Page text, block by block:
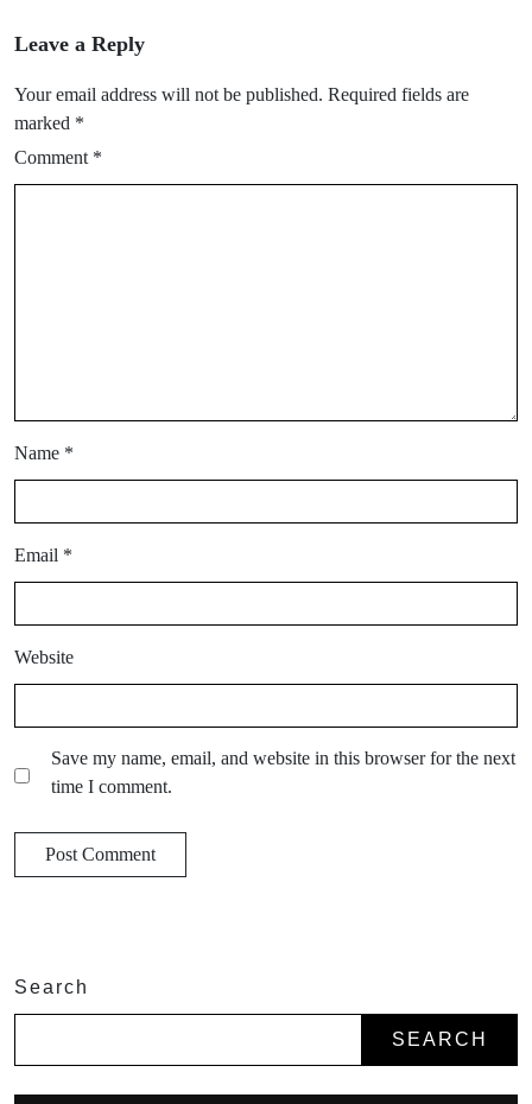
Leave a Reply
Your email address will not be published. Required fields are
marked *
Comment *
Name *
Email *
Website
Save my name, email, and website in this browser for the next
time I comment.
Search
SEARCH